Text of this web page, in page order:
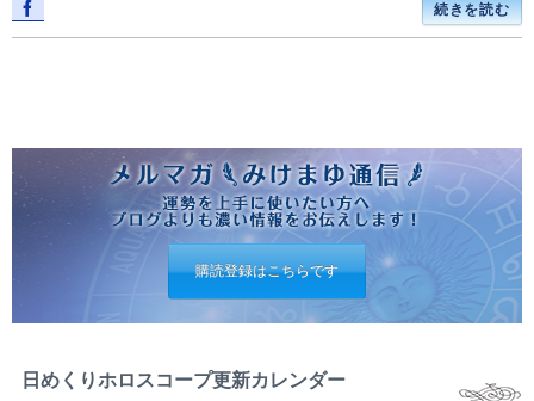
続きを読む
購読登録はこちらです
日めくりホロスコープ更新カレンダー